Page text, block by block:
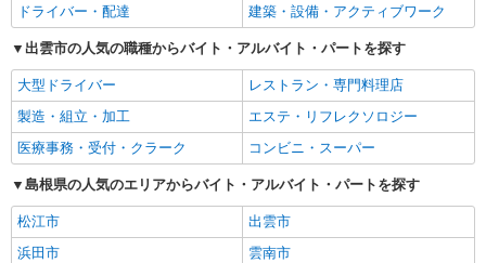
ドライバー・配達
建築・設備・アクティブワーク
出雲市の人気の職種からバイト・アルバイト・パートを探す
大型ドライバー
レストラン・専門料理店
製造・組立・加工
エステ・リフレクソロジー
医療事務・受付・クラーク
コンビニ・スーパー
島根県の人気のエリアからバイト・アルバイト・パートを探す
松江市
出雲市
浜田市
雲南市